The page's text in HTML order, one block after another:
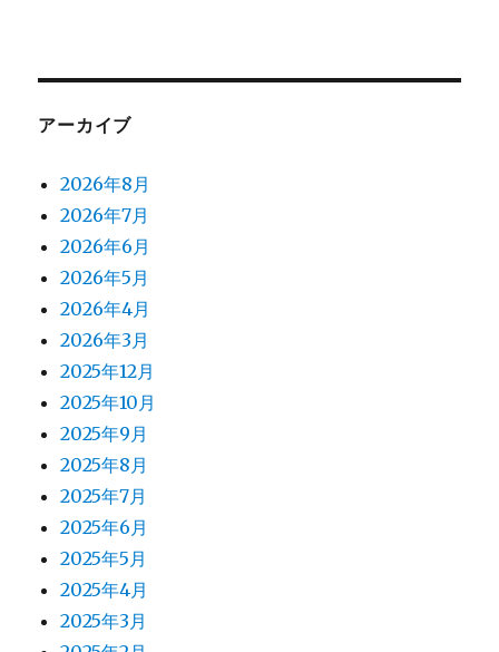
アーカイブ
2026年8月
2026年7月
2026年6月
2026年5月
2026年4月
2026年3月
2025年12月
2025年10月
2025年9月
2025年8月
2025年7月
2025年6月
2025年5月
2025年4月
2025年3月